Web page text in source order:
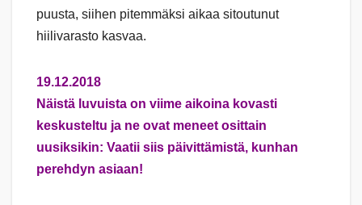
puusta, siihen pitemmäksi aikaa sitoutunut
hiilivarasto kasvaa.
19.12.2018
Näistä luvuista on viime aikoina kovasti
keskusteltu ja ne ovat meneet osittain
uusiksikin: Vaatii siis päivittämistä, kunhan
perehdyn asiaan!